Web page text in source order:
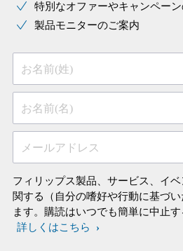
特別なオファーやキャンペー
製品モニターのご案内
お名前(姓)
お名前(名)
メールアドレス
フィリップス製品、サービス、イ
関する（自分の嗜好や行動に基づ
ます。購読はいつでも簡単に中止す
詳しくはこちら